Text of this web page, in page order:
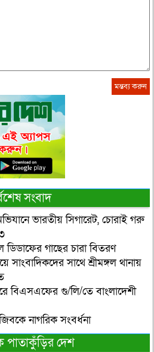
সংবাদ
ভারতীয় সিগারেট, চোরাই গরু
ডিডাফের গাছের চারা বিতরণ
সাংবাদিকদের সাথে শ্রীমঙ্গল থানায়
বিএসএফের গু/লি/তে বাংলাদেশী
নাগরিক সংবর্ধনা
পাতাকুঁড়ির দেশ